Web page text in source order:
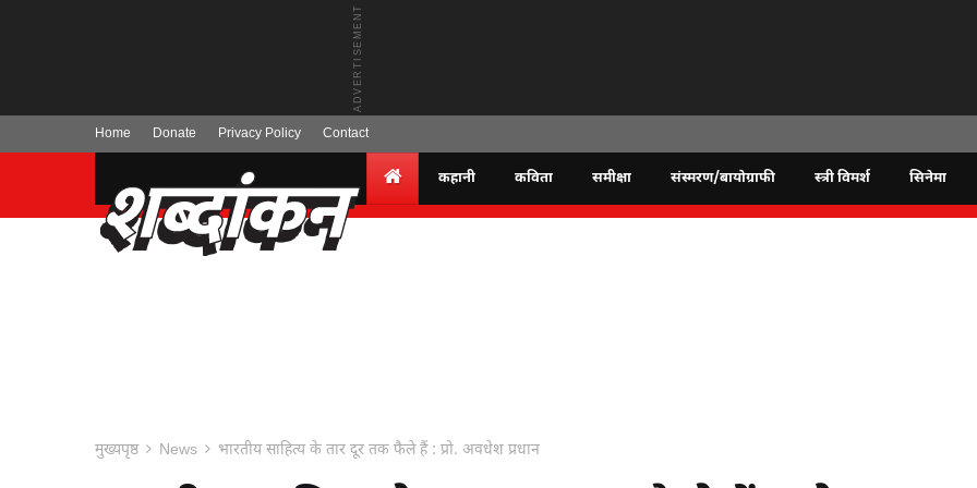
Home Donate Privacy Policy Contact
कहानी कविता समीक्षा संस्मरण/बायोग्राफी स्त्री विमर्श सिनेमा
मुख्यपृष्ठ News भारतीय साहित्य के तार दूर तक फैले हैं : प्रो. अवधेश प्रधान